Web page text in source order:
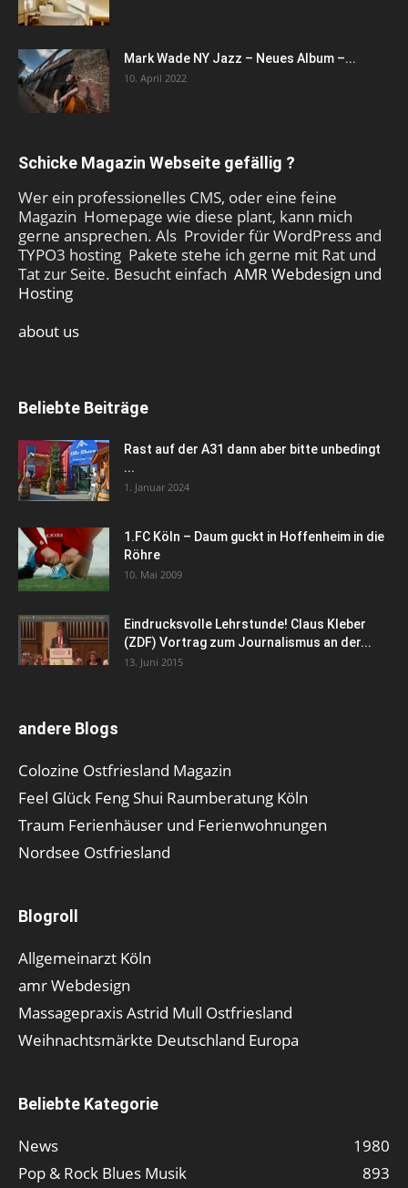
Mark Wade NY Jazz – Neues Album –...
10. April 2022
Schicke Magazin Webseite gefällig ?
Wer ein professionelles CMS, oder eine feine
Magazin Homepage wie diese plant, kann mich
gerne ansprechen. Als Provider für WordPress and
TYPO3 hosting Pakete stehe ich gerne mit Rat und
Tat zur Seite. Besucht einfach AMR Webdesign und
Hosting
about us
Beliebte Beiträge
Rast auf der A31 dann aber bitte unbedingt
...
1. Januar 2024
1.FC Köln – Daum guckt in Hoffenheim in die
Röhre
10. Mai 2009
Eindrucksvolle Lehrstunde! Claus Kleber
(ZDF) Vortrag zum Journalismus an der...
13. Juni 2015
andere Blogs
Colozine Ostfriesland Magazin
Feel Glück Feng Shui Raumberatung Köln
Traum Ferienhäuser und Ferienwohnungen
Nordsee Ostfriesland
Blogroll
Allgemeinarzt Köln
amr Webdesign
Massagepraxis Astrid Mull Ostfriesland
Weihnachtsmärkte Deutschland Europa
Beliebte Kategorie
News
1980
Pop & Rock Blues Musik
893